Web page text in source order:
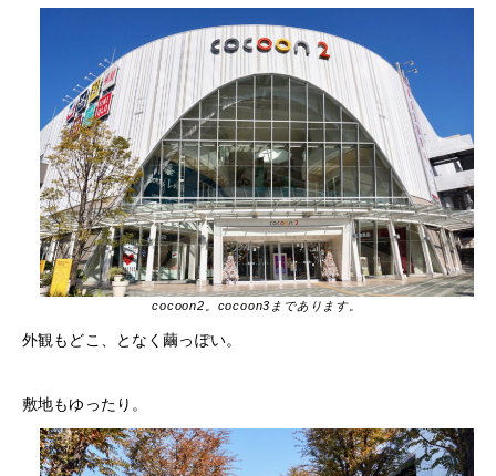
cocoon2。cocoon3まであります。
外観もどこ、となく繭っぽい。
敷地もゆったり。